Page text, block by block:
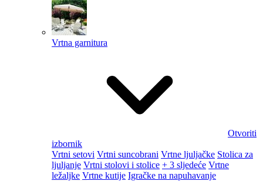
Vrtna garnitura
Otvoriti
izbornik
Vrtni setovi Vrtni suncobrani Vrtne ljuljačke Stolica za
ljuljanje Vrtni stolovi i stolice + 3 sljedeće Vrtne
ležaljke Vrtne kutije Igračke na napuhavanje